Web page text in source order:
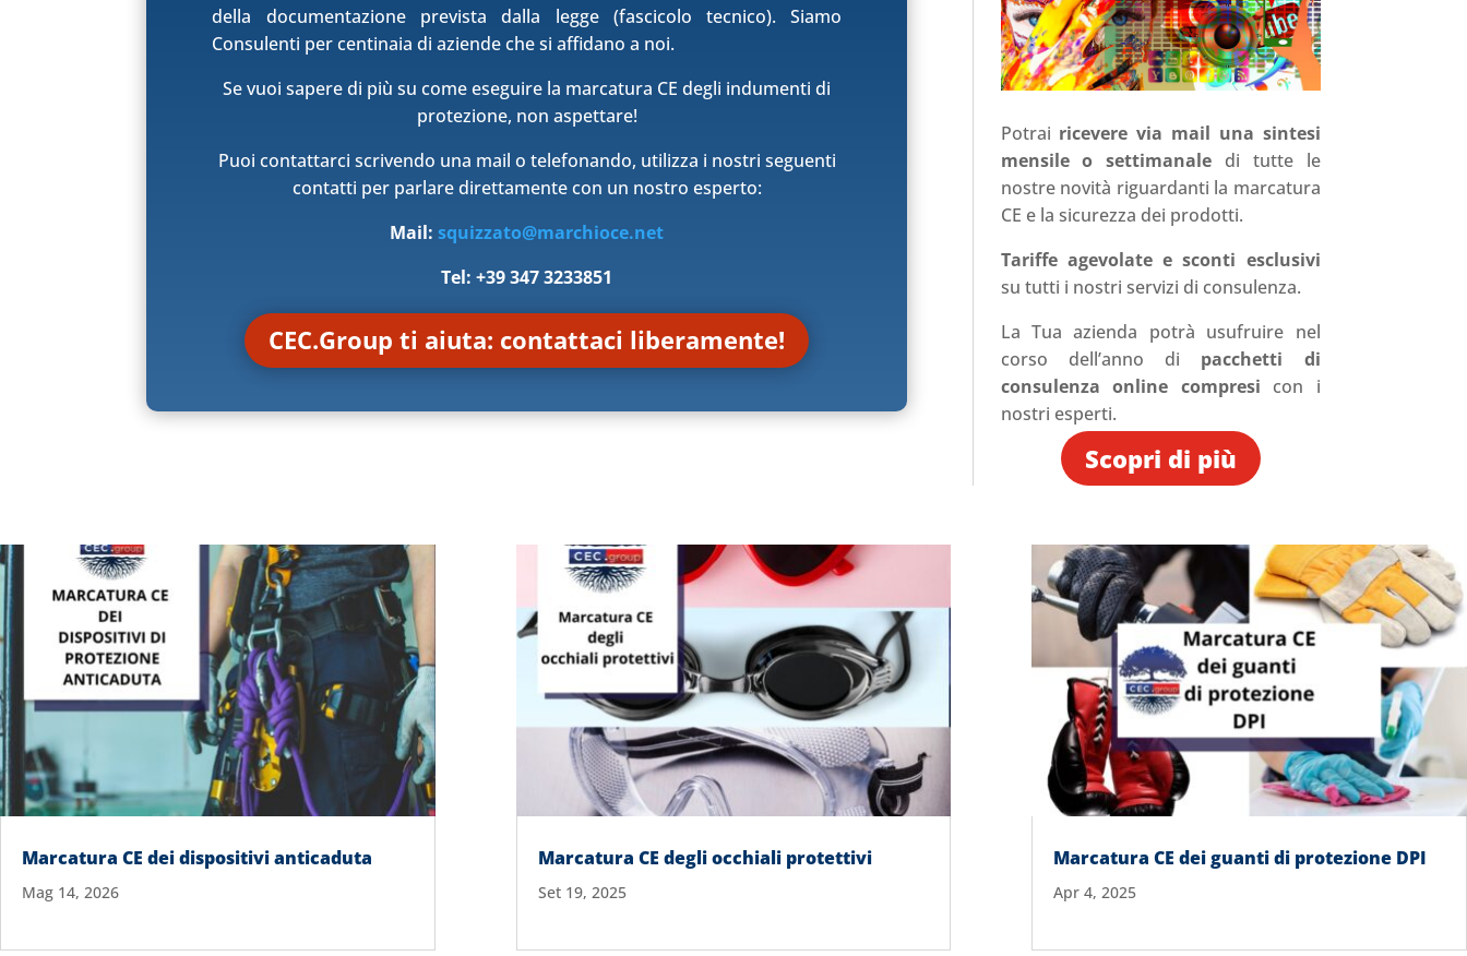
della documentazione prevista dalla legge (fascicolo tecnico). Siamo
Consulenti per centinaia di aziende che si affidano a noi.
Se vuoi sapere di più su come eseguire la marcatura CE degli indumenti di
protezione, non aspettare!
Puoi contattarci scrivendo una mail o telefonando, utilizza i nostri seguenti
contatti per parlare direttamente con un nostro esperto:
Mail:squizzato@marchioce.net
Tel: +39 347 3233851
CEC.Group ti aiuta: contattaci liberamente!
Potrai ricevere via mail una sintesi
mensile o settimanale di tutte le
nostre novità riguardanti la marcatura
CE e la sicurezza dei prodotti.
Tariffe agevolate e sconti esclusivi
su tutti i nostri servizi di consulenza.
La Tua azienda potrà usufruire nel
corso dell’anno di pacchetti di
consulenza online compresi con i
nostri esperti.
Scopri di più
Marcatura CE dei dispositivi anticaduta
Mag 14, 2026
Marcatura CE degli occhiali protettivi
Set 19, 2025
Marcatura CE dei guanti di protezione DPI
Apr 4, 2025